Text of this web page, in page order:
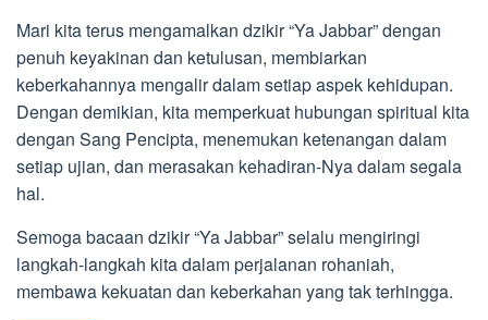
Mari kita terus mengamalkan dzikir “Ya Jabbar” dengan
penuh keyakinan dan ketulusan, membiarkan
keberkahannya mengalir dalam setiap aspek kehidupan.
Dengan demikian, kita memperkuat hubungan spiritual kita
dengan Sang Pencipta, menemukan ketenangan dalam
setiap ujian, dan merasakan kehadiran-Nya dalam segala
hal.
Semoga bacaan dzikir “Ya Jabbar” selalu mengiringi
langkah-langkah kita dalam perjalanan rohaniah,
membawa kekuatan dan keberkahan yang tak terhingga.